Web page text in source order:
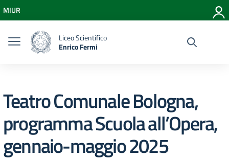
Vai al menu di navigazione
Vai al footer
MIUR
Liceo Scientifico
Enrico Fermi
Teatro Comunale Bologna,
programma Scuola all’Opera,
gennaio-maggio 2025